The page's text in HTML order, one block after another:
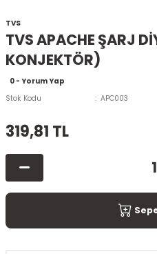
TVS
TVS APACHE ŞARJ
KONJEKTÖR)
0 - Yorum Yap
Stok Kodu
APC003
319,81 TL